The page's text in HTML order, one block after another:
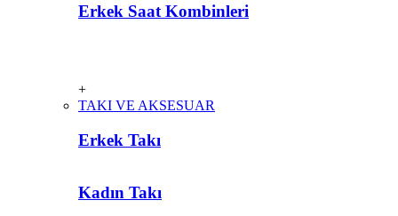
Erkek Saat Kombinleri
+
TAKI VE AKSESUAR
Erkek Takı
Kadın Takı